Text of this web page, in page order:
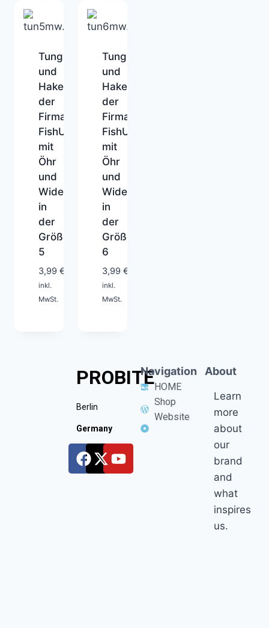
Tungsten
und
Haken
der
Firma
FishUp
mit
Öhr
und
Widerhaken
in
der
Größe
5
3,99 €
inkl.
MwSt.
1-
2
Tage
Tungsten
und
Haken
der
Firma
FishUp
mit
Öhr
und
Widerhaken
in
der
Größe
6
3,99 €
inkl.
MwSt.
1-
2
Tage
PROBITE
Berlin
Germany
Navigation
HOME
Shop
Website
About
Learn
more
about
our
brand
and
what
inspires
us.